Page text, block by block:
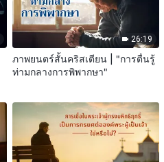
26:19
ภาพยนตร์สั้นคริสเตียน | "การตื่นรู้
ท่ามกลางการพิพากษา"